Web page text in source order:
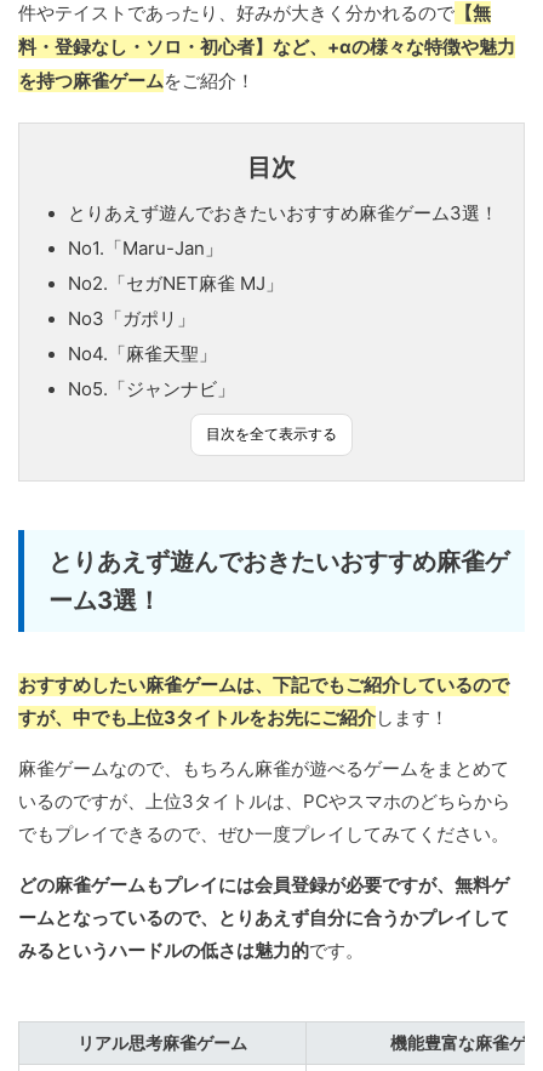
件やテイストであったり、好みが大きく分かれるので 【無
料・登録なし・ソロ・初心者】など、+αの様々な特徴や魅力
を持つ麻雀ゲームをご紹介！
目次
とりあえず遊んでおきたいおすすめ麻雀ゲーム3選！
No1.「Maru-Jan」
No2.「セガNET麻雀 MJ」
No3「ガポリ」
No4.「麻雀天聖」
No5.「ジャンナビ」
目次を全て表示する
とりあえず遊んでおきたいおすすめ麻雀ゲ
ーム3選！
おすすめしたい麻雀ゲームは、下記でもご紹介しているので
すが、中でも上位3タイトルをお先にご紹介します！
麻雀ゲームなので、もちろん麻雀が遊べるゲームをまとめて
いるのですが、上位3タイトルは、PCやスマホのどちらから
でもプレイできるので、ぜひ一度プレイしてみてください。
どの麻雀ゲームもプレイには会員登録が必要ですが、無料ゲ
ームとなっているので、とりあえず自分に合うかプレイして
みるというハードルの低さは魅力的です。
リアル思考麻雀ゲーム 機能豊富な麻雀ゲ